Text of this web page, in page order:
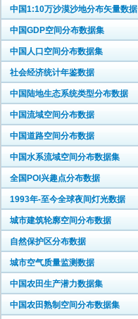
中国1:10万沙漠沙地分布矢量数据
中国GDP空间分布数据集
中国人口空间分布数据集
社会经济统计年鉴数据
中国陆地生态系统类型分布数据
中国流域空间分布数据
中国道路空间分布数据
中国水系流域空间分布数据集
全国POI兴趣点分布数据
1993年-至今全球夜间灯光数据
城市建筑轮廓空间分布数据
自然保护区分布数据
城市空气质量监测数据
中国农田生产潜力数据集
中国农田熟制空间分布数据集